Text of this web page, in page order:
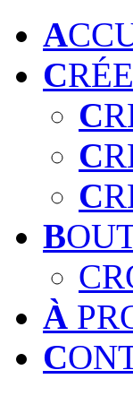
A
C
C
C
C
B
À
C